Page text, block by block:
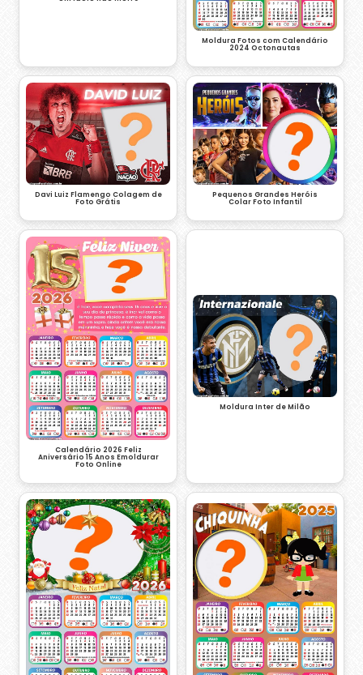
Moldura Fotos com Calendário
2024 Octonautas
Davi Luiz Flamengo Colagem de
Foto Grátis
Pequenos Grandes Heróis
Colar Foto Infantil
Calendário 2026 Feliz
Aniversário 15 Anos Emoldurar
Foto Online
Moldura Inter de Milão